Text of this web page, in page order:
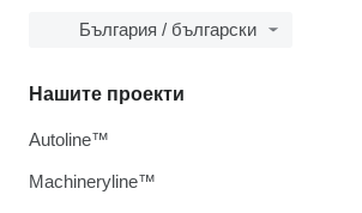
България / български
Нашите проекти
Autoline™
Machineryline™